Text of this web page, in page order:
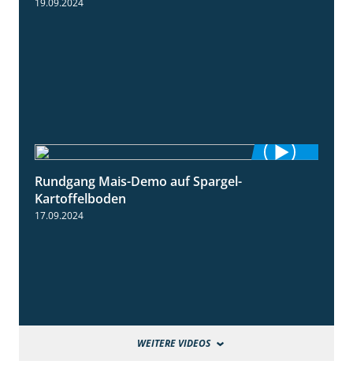
Rundgang Mais-Demo auf Spargel-
Kartoffelboden
17.09.2024
WEITERE VIDEOS